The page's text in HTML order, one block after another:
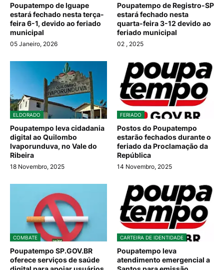
Poupatempo de Iguape
estará fechado nesta terça-
feira 6-1, devido ao feriado
municipal
05 Janeiro, 2026
Poupatempo de Registro-SP
estará fechado nesta
quarta-feira 3-12 devido ao
feriado municipal
02 , 2025
ELDORADO
Poupatempo leva cidadania
digital ao Quilombo
Ivaporunduva, no Vale do
Ribeira
18 Novembro, 2025
FERIADO
Postos do Poupatempo
estarão fechados durante o
feriado da Proclamação da
República
14 Novembro, 2025
COMBATE
Poupatempo SP.GOV.BR
oferece serviços de saúde
CARTEIRA DE IDENTIDADE
Poupatempo leva
atendimento emergencial a